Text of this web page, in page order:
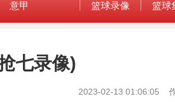
意甲
篮球录像
篮球
七录像)
2023-02-13 01:06:05